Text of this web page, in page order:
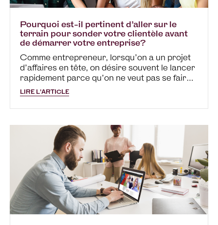
Pourquoi est-il pertinent d’aller sur le
terrain pour sonder votre clientèle avant
de démarrer votre entreprise?
Comme entrepreneur, lorsqu’on a un projet
d’affaires en tête, on désire souvent le lancer
rapidement parce qu’on ne veut pas se faire
voler l’idée par notre voisin, parce qu’on veut
saisir une opportunité, parce qu’être
entrepreneur est maintenant à la…
LIRE L'ARTICLE